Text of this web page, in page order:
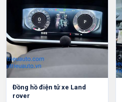
Đồng hồ điện tử xe Land
rover